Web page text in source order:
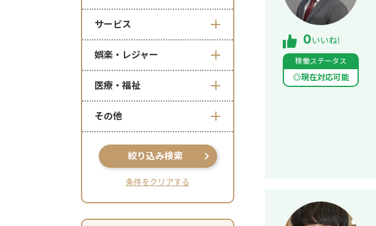
サービス
娯楽・レジャー
医療・福祉
その他
絞り込み検索
条件をクリアする
0いいね!
稼働ステータス
◎現在対応可能